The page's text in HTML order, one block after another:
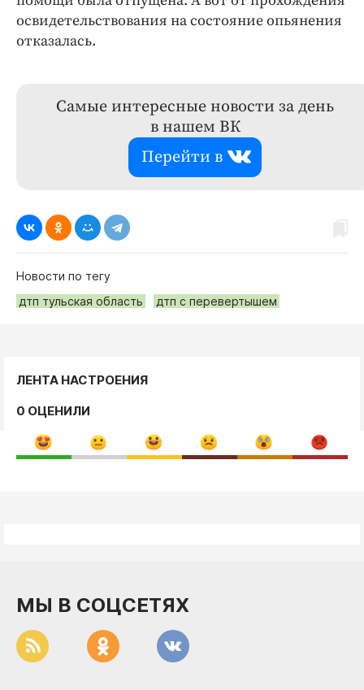
освидетельствования на состояние опьянения
отказалась.
Самые интересные новости за день
в нашем ВК
Перейти в
Новости по тегу
дтп тульская область
дтп с перевертышем
ЛЕНТА НАСТРОЕНИЯ
0 ОЦЕНИЛИ
МЫ В СОЦСЕТЯХ